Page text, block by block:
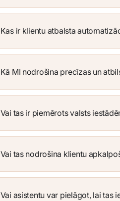
Kas ir klientu atbalsta
Kā MI nodrošina precīzas un
Vai tas ir piemērots valsts
Vai tas nodrošina klientu
Vai asistentu var pielāgot, lai tas